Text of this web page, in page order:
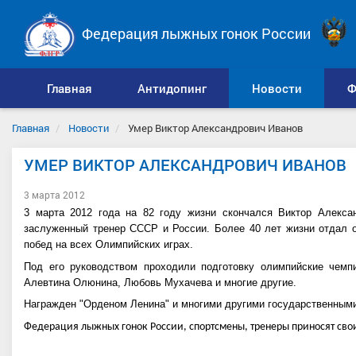
Федерация лыжных гонок России
Главная Антидопинг Новости
Главная Новости Умер Виктор Александрович Иванов
УМЕР ВИКТОР АЛЕКСАНДРОВИЧ ИВАНОВ
3 марта 2012
3 марта 2012 года на 82 году жизни скончался Виктор
заслуженный тренер СССР и России. Более 40 лет жизни отдал
побед на всех Олимпийских играх.
Под его руководством проходили подготовку олимпийские
Алевтина Олюнина, Любовь Мухачева и многие другие.
Награжден "Орденом Ленина" и многими другими
Федерация лыжных гонок России, спортсмены, тренеры приносят